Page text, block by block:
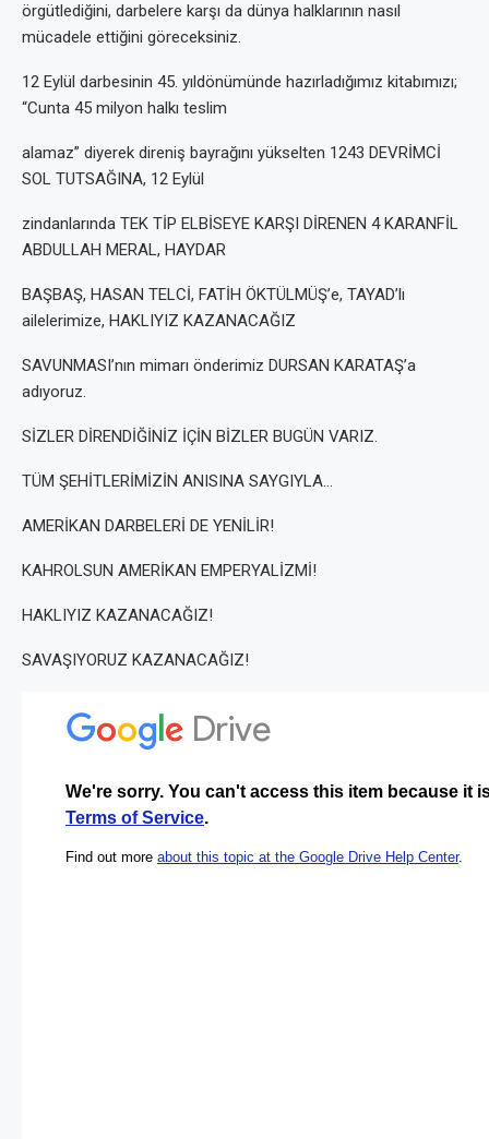
örgütlediğini, darbelere karşı da dünya halklarının nasıl
mücadele ettiğini göreceksiniz.
12 Eylül darbesinin 45. yıldönümünde hazırladığımız kitabımızı;
“Cunta 45 milyon halkı teslim
alamaz” diyerek direniş bayrağını yükselten 1243 DEVRİMCİ
SOL TUTSAĞINA, 12 Eylül
zindanlarında TEK TİP ELBİSEYE KARŞI DİRENEN 4 KARANFİL
ABDULLAH MERAL, HAYDAR
BAŞBAŞ, HASAN TELCİ, FATİH ÖKTÜLMÜŞ’e, TAYAD’lı
ailelerimize, HAKLIYIZ KAZANACAĞIZ
SAVUNMASI’nın mimarı önderimiz DURSAN KARATAŞ’a
adıyoruz.
SİZLER DİRENDİĞİNİZ İÇİN BİZLER BUGÜN VARIZ.
TÜM ŞEHİTLERİMİZİN ANISINA SAYGIYLA…
AMERİKAN DARBELERİ DE YENİLİR!
KAHROLSUN AMERİKAN EMPERYALİZMİ!
HAKLIYIZ KAZANACAĞIZ!
SAVAŞIYORUZ KAZANACAĞIZ!